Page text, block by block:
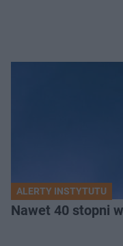
ALERTY INSTYTUTU
Nawet 40 stopni